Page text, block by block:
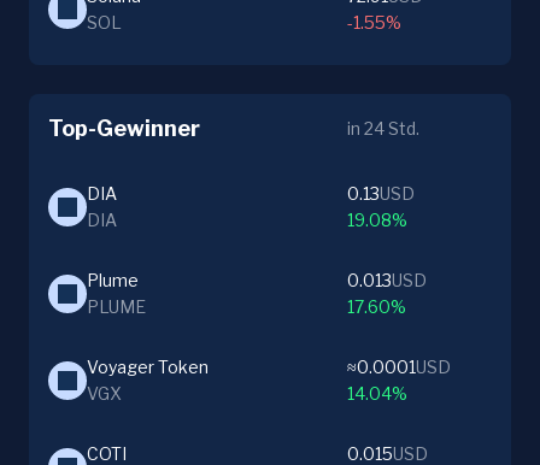
SOL
-1.55%
Top-Gewinner in 24 Std.
DIA
DIA
0.13USD
19.08%
Plume
PLUME
0.013USD
17.60%
Voyager Token
VGX
≈0.0001USD
14.04%
COTI
0.015USD